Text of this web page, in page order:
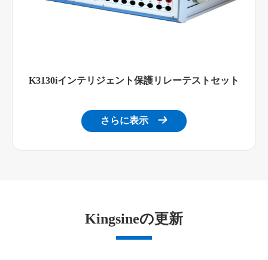
K3130iインテリジェント保護リレーテストセット
さらに表示 
Kingsineの更新